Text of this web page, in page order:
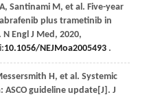
A, Santinami M, et al. Five-year
plus trametinib in
N Engl J Med, 2020,
10.1056/NEJMoa2005493.
H, et al. Systemic
guideline update[J]. J